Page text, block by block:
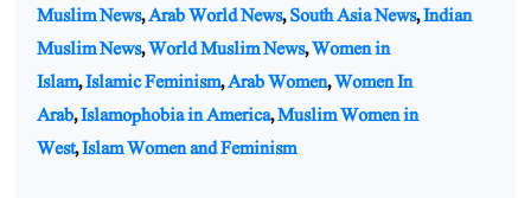
Muslim News,Arab World News,South Asia News,Indian
Muslim News,World Muslim News,Women in
Islam,Islamic Feminism,Arab Women,Women In
Arab,Islamophobia in America,Muslim Women in
West,Islam Women and Feminism